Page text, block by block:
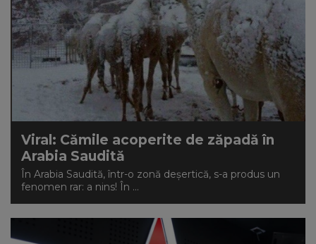
Viral: Cămile acoperite de zăpadă în
Arabia Saudită
În Arabia Saudită, într-o zonă deșertică, s-a produs un
fenomen rar: a nins! În ...